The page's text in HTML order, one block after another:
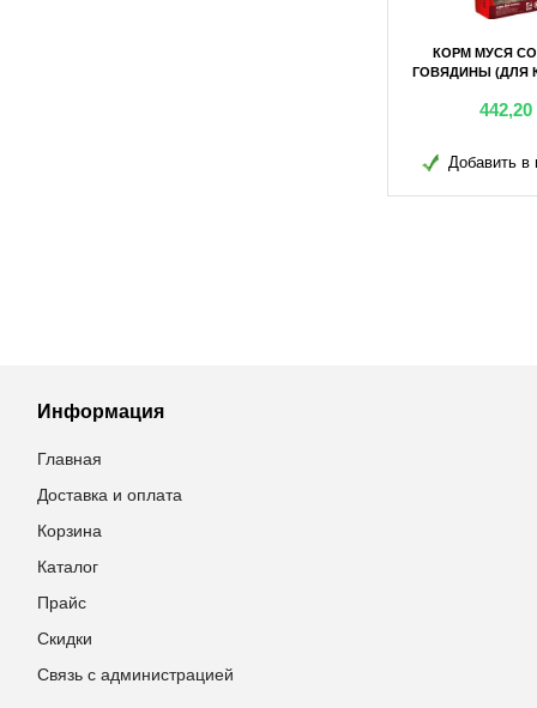
КОРМ МУСЯ
ГОВЯДИНЫ (ДЛЯ
442,20
Добавить в
Информация
Главная
Доставка и оплата
Корзина
Каталог
Прайс
Скидки
Связь с администрацией